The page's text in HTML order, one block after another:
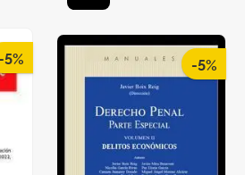
-5% -5%